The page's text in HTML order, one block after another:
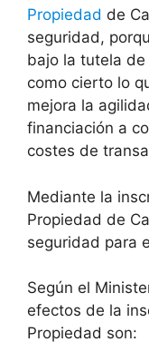
Propiedad de
seguridad,
bajo la tutela
como cierto lo
mejora la
financiación a
costes de
Mediante la
Propiedad de
seguridad para
Según el
efectos de la
Propiedad son: